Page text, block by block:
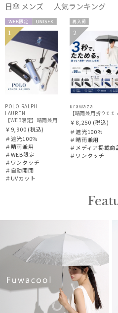
日傘 メンズ 人気ランキング
WEB限
定
UNISE
1
POLO RALPH
LAUREN
【WEB限定】晴雨兼用自動開閉日傘 ポロ ラ
￥9,900 (税込)
＃遮光100%
＃晴雨兼用
＃WEB限定
＃ワンタッチ
＃自動開閉
＃UVカット
再入
荷
メディア掲
載商品
UNISE
X
2
urawaza
￥8,250 (税込)
＃遮光100%
＃晴雨兼用
＃メディア掲載商
＃ワンタッチ